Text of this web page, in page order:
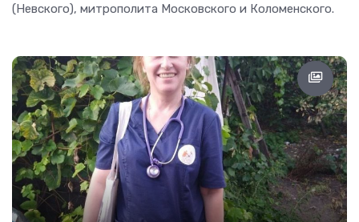
(Невского), митрополита Московского и Коломенского.